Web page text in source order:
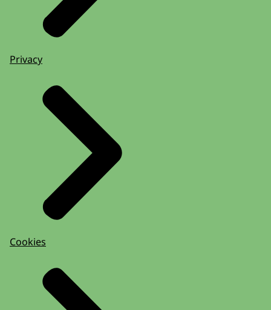
Privacy
Cookies